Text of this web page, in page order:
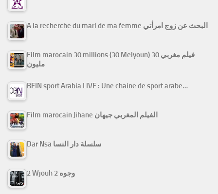
A la recherche du mari de ma femme البحث عن زوج امرأتي
Film marocain 30 millions (30 Melyoun) فيلم مغربي 30
مليون
BEIN sport Arabia LIVE : Une chaine de sport arabe…
Film marocain Jihane الفيلم المغربي جيهان
Dar Nsa سلسلة دار النسا
2 Wjouh 2 وجوه